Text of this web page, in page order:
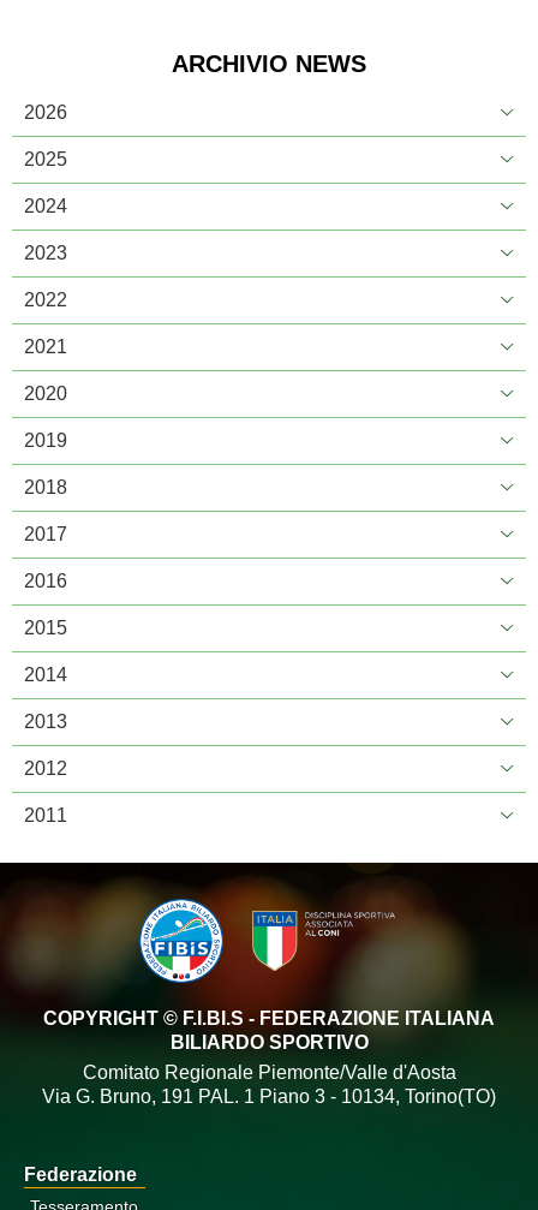
ARCHIVIO NEWS
2026
2025
2024
2023
2022
2021
2020
2019
2018
2017
2016
2015
2014
2013
2012
2011
COPYRIGHT © F.I.BI.S - FEDERAZIONE ITALIANA
BILIARDO SPORTIVO
Comitato Regionale Piemonte/Valle d'Aosta
Via G. Bruno, 191 PAL. 1 Piano 3 - 10134, Torino(TO)
Federazione